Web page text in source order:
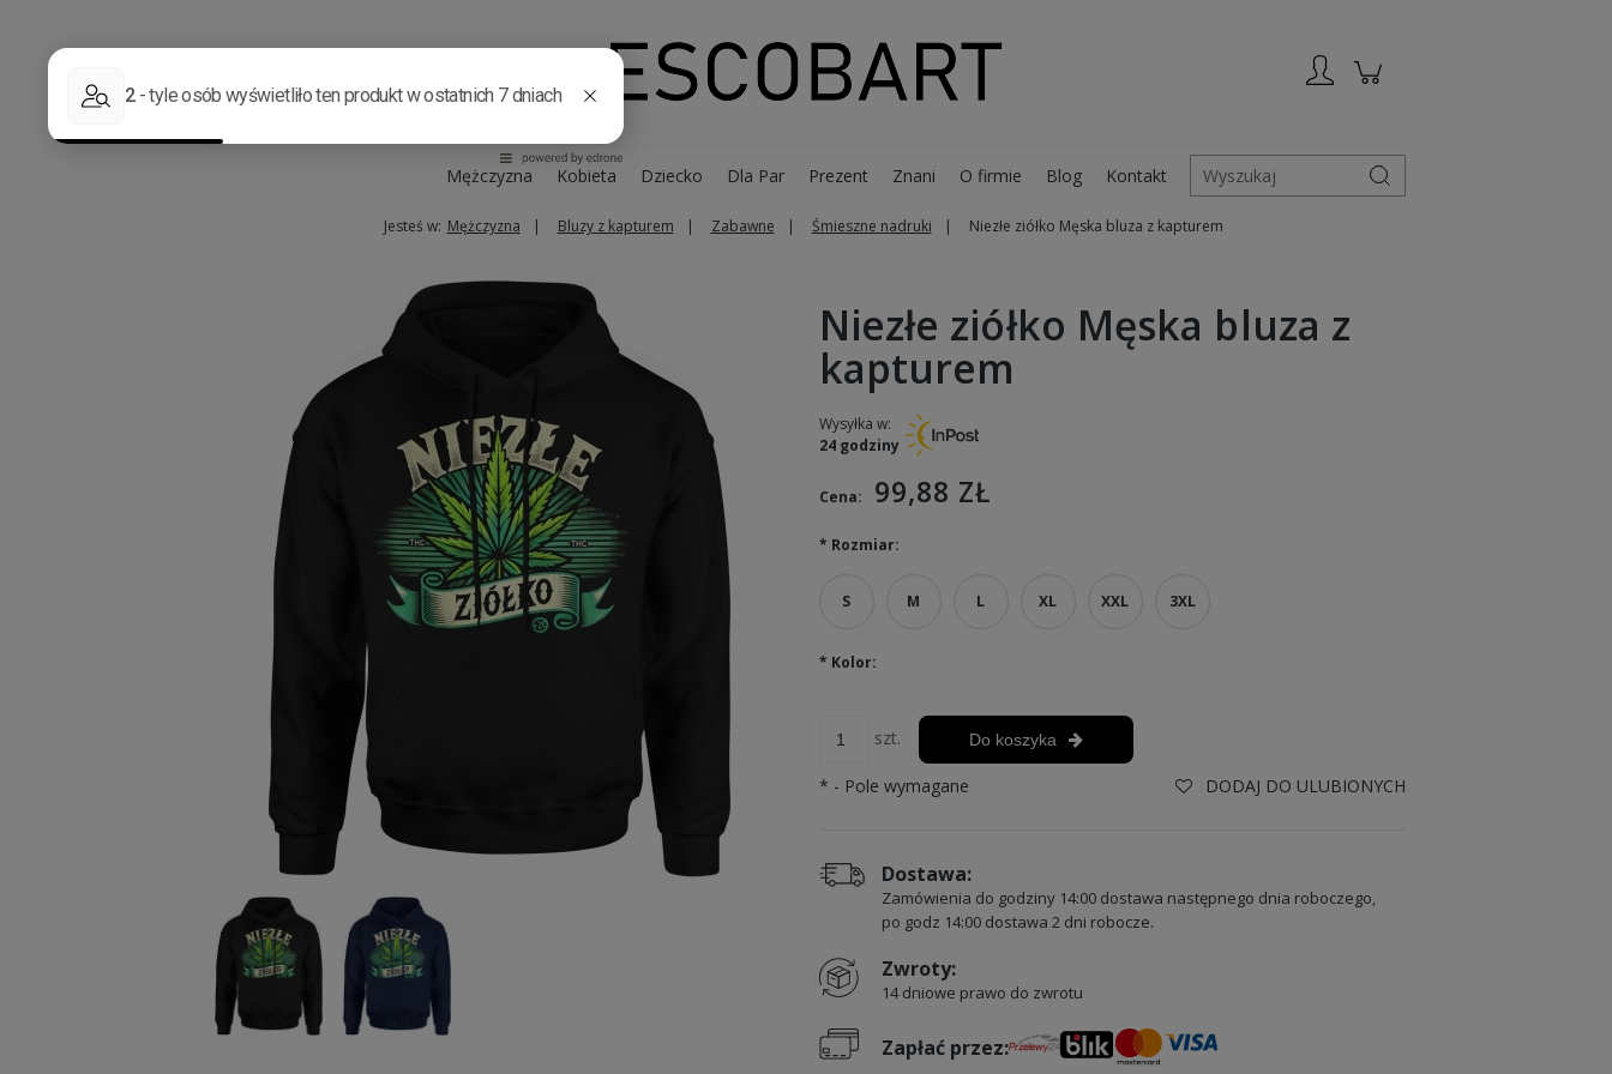
Mężczyzna Kobieta Dziecko Dla Par Prezent Znani O firmie Blog Kontakt Wyszukaj
Jesteś w: Mężczyzna Bluzy z kapturem Zabawne Śmieszne nadruki Niezłe ziółko Męska bluza z kapturem
Niezłe ziółko Męska bluza z
kapturem
Wysyłka w:
24 godziny
Cena: 99,88 ZŁ
* Rozmiar:
S M L XL XXL 3XL
* Kolor:
szt. Do koszyka
DODAJ DO ULUBIONYCH
* - Pole wymagane
Dostawa:
Zamówienia do godziny 14:00 dostawa następnego dnia roboczego,
po godz 14:00 dostawa 2 dni robocze.
Zwroty:
14 dniowe prawo do zwrotu
Zapłać przez: